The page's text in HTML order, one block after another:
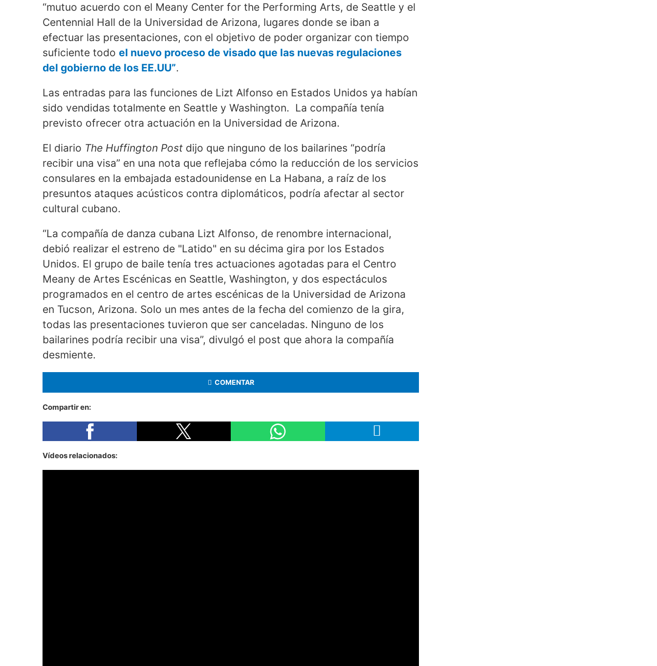
“mutuo acuerdo con el Meany Center for the Performing Arts, de Seattle y el
Centennial Hall de la Universidad de Arizona, lugares donde se iban a
efectuar las presentaciones, con el objetivo de poder organizar con tiempo
suficiente todo el nuevo proceso de visado que las nuevas regulaciones
del gobierno de los EE.UU”.
Las entradas para las funciones de Lizt Alfonso en Estados Unidos ya habían
sido vendidas totalmente en Seattle y Washington. La compañía tenía
previsto ofrecer otra actuación en la Universidad de Arizona.
El diario The Huffington Post dijo que ninguno de los bailarines “podría
recibir una visa” en una nota que reflejaba cómo la reducción de los servicios
consulares en la embajada estadounidense en La Habana, a raíz de los
presuntos ataques acústicos contra diplomáticos, podría afectar al sector
cultural cubano.
“La compañía de danza cubana Lizt Alfonso, de renombre internacional,
debió realizar el estreno de "Latido" en su décima gira por los Estados
Unidos. El grupo de baile tenía tres actuaciones agotadas para el Centro
Meany de Artes Escénicas en Seattle, Washington, y dos espectáculos
programados en el centro de artes escénicas de la Universidad de Arizona
en Tucson, Arizona. Solo un mes antes de la fecha del comienzo de la gira,
todas las presentaciones tuvieron que ser canceladas. Ninguno de los
bailarines podría recibir una visa”, divulgó el post que ahora la compañía
desmiente.
COMENTAR
Compartir en:
Vídeos relacionados: